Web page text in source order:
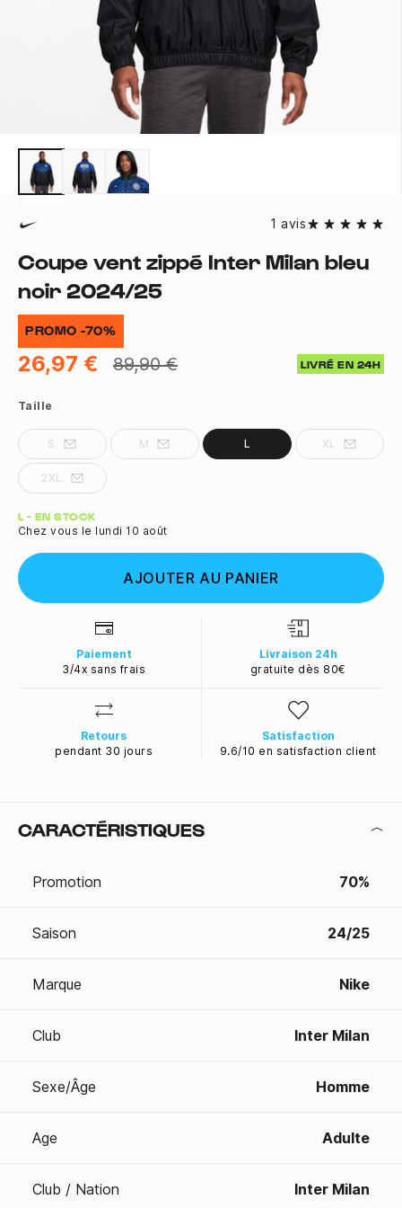
1 avis
Coupe vent zippé Inter Milan bleu
noir 2024/25
PROMO -70%
26,97 € 89,90 € LIVRÉ EN 24H
Taille
S M L XL
2XL
Quantité
L - EN STOCK
Chez vous le lundi 10 août
AJOUTER AU PANIER
Paiement
3/4x sans frais
Livraison 24h
gratuite dès 80€
Retours
pendant 30 jours
Satisfaction
9.6/10 en satisfaction client
CARACTÉRISTIQUES
Promotion 70%
Saison 24/25
Marque Nike
Club Inter Milan
Sexe/Âge Homme
Age Adulte
Club / Nation Inter Milan